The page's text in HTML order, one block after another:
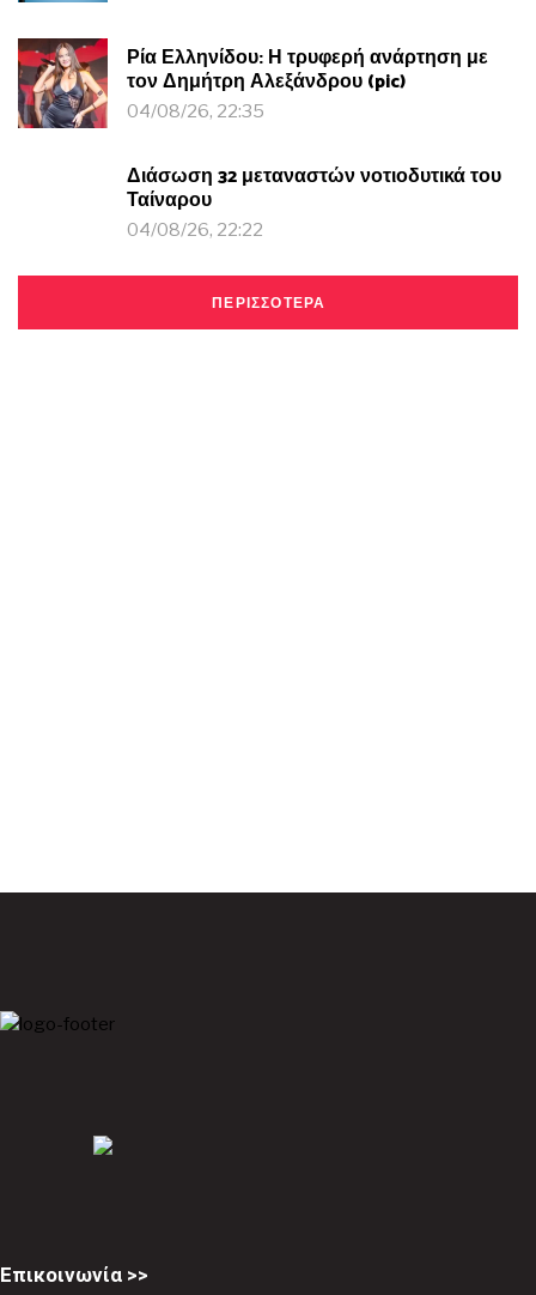
Ρία Ελληνίδου: Η τρυφερή ανάρτηση με
τον Δημήτρη Αλεξάνδρου (pic)
04/08/26, 22:35
Διάσωση 32 μεταναστών νοτιοδυτικά του
Ταίναρου
04/08/26, 22:22
ΠΕΡΙΣΣΟΤΕΡΑ
Επικοινωνία >>